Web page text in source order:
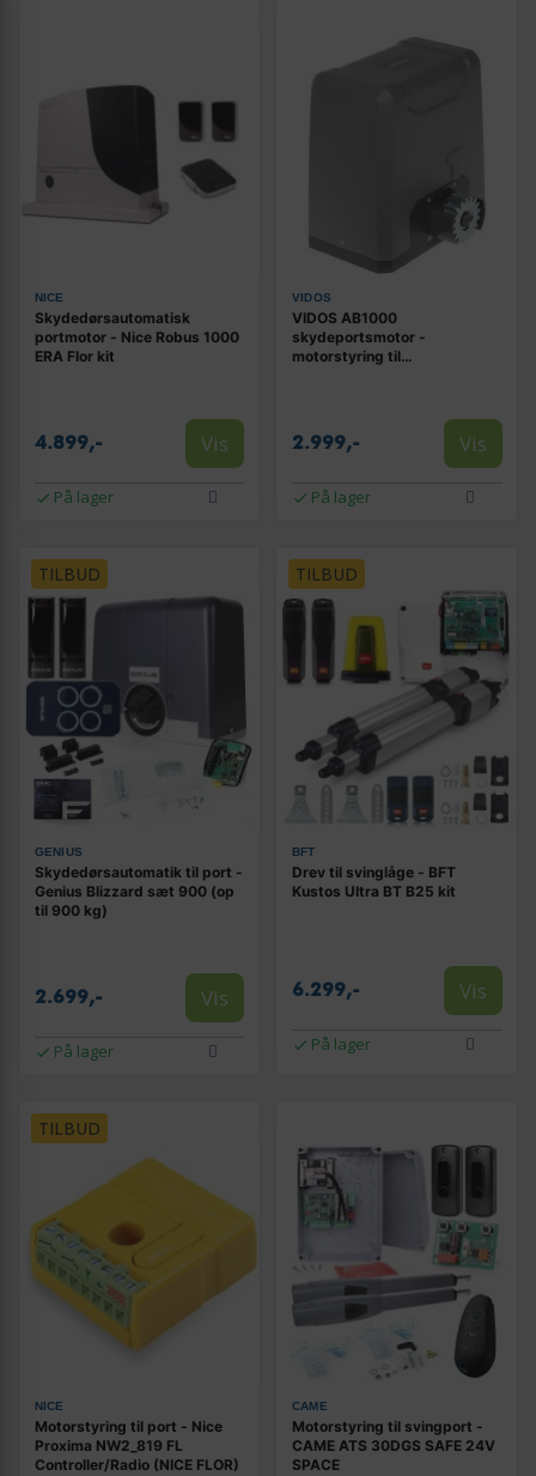
NICE
Skydedørsautomatisk
portmotor - Nice Robus 1000
ERA Flor kit
4.899,- Vis
På lager
VIDOS
VIDOS AB1000
skydeportsmotor -
motorstyring til
2.999,- Vis
På lager
TILBUD
GENIUS
Skydedørsautomatik til port -
Genius Blizzard sæt 900 (op
til 900 kg)
2.699,- Vis
På lager
TILBUD
BFT
Drev til svinglåge - BFT
Kustos Ultra BT B25 kit
6.299,- Vis
På lager
TILBUD
NICE
Motorstyring til port - Nice
Proxima NW2_819 FL
Controller/Radio (NICE FLOR)
CAME
Motorstyring til svingport -
CAME ATS 30DGS SAFE 24V
SPACE